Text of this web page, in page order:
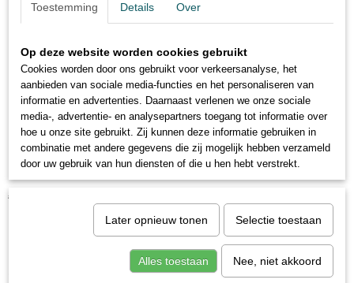
Dubbeltrede: Fineline metalic
€ 139,95
Levertijd 1 tot 2 weken
Toestemming Details Over
Op deze website worden cookies gebruikt
Cookies worden door ons gebruikt voor verkeersanalyse, het
aanbieden van sociale media-functies en het personaliseren van
informatie en advertenties. Daarnaast verlenen we onze sociale
media-, advertentie- en analysepartners toegang tot informatie over
hoe u onze site gebruikt. Zij kunnen deze informatie gebruiken in
combinatie met andere gegevens die zij mogelijk hebben verzameld
door uw gebruik van hun diensten of die u hen hebt verstrekt.
Later opnieuw tonen Selectie toestaan
Alles toestaan Nee, niet akkoord